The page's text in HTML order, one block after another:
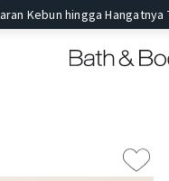
Kebun hingga